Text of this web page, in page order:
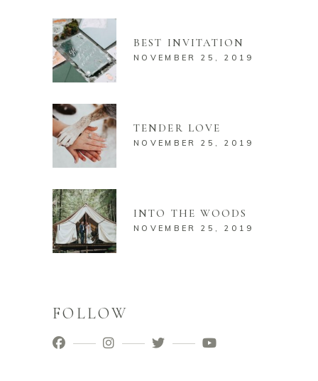
BEST INVITATION
NOVEMBER 25, 2019
TENDER LOVE
NOVEMBER 25, 2019
INTO THE WOODS
NOVEMBER 25, 2019
FOLLOW